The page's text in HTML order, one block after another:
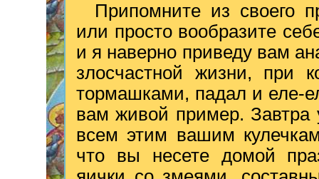
Припомните из своего
или просто вообразите
и я наверно приведу вам
злосчастной жизни, при
тормашками, падал и еле-
вам живой пример. Завтра
всем этим вашим
что вы несете домой